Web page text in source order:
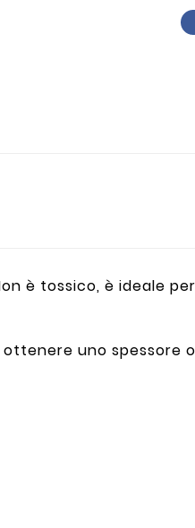
è tossico, è ideale
uno spessore